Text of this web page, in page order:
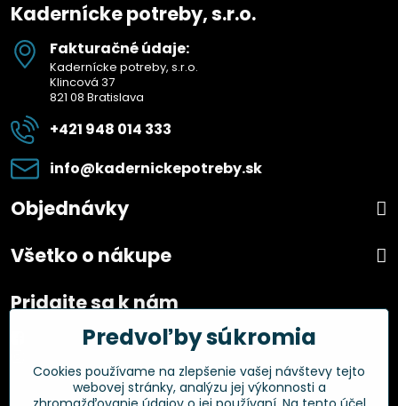
Kadernícke potreby, s.r.o.
Fakturačné údaje:
Kadernícke potreby, s.r.o.
Klincová 37
821 08 Bratislava
+421 948 014 333
info​@kadernickepotreby​.sk
Objednávky
Všetko o nákupe
Pridajte sa k nám
FacebookPredvoľby súkromia
Cookies používame na zlepšenie vašej návštevy tejto
webovej stránky, analýzu jej výkonnosti a